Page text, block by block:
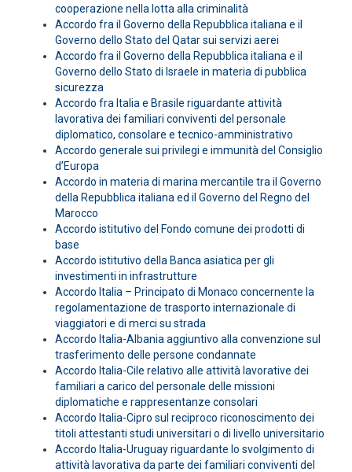
cooperazione nella lotta alla criminalità
Accordo fra il Governo della Repubblica italiana e il
Governo dello Stato del Qatar sui servizi aerei
Accordo fra il Governo della Repubblica italiana e il
Governo dello Stato di Israele in materia di pubblica
sicurezza
Accordo fra Italia e Brasile riguardante attività
lavorativa dei familiari conviventi del personale
diplomatico, consolare e tecnico-amministrativo
Accordo generale sui privilegi e immunità del Consiglio
d’Europa
Accordo in materia di marina mercantile tra il Governo
della Repubblica italiana ed il Governo del Regno del
Marocco
Accordo istitutivo del Fondo comune dei prodotti di
base
Accordo istitutivo della Banca asiatica per gli
investimenti in infrastrutture
Accordo Italia – Principato di Monaco concernente la
regolamentazione de trasporto internazionale di
viaggiatori e di merci su strada
Accordo Italia-Albania aggiuntivo alla convenzione sul
trasferimento delle persone condannate
Accordo Italia-Cile relativo alle attività lavorative dei
familiari a carico del personale delle missioni
diplomatiche e rappresentanze consolari
Accordo Italia-Cipro sul reciproco riconoscimento dei
titoli attestanti studi universitari o di livello universitario
Accordo Italia-Uruguay riguardante lo svolgimento di
attività lavorativa da parte dei familiari conviventi del